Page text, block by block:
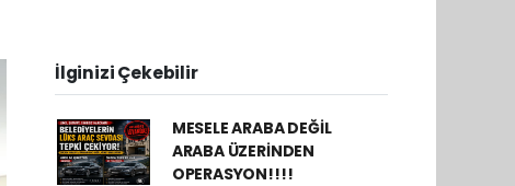
İlginizi Çekebilir
MESELE ARABA DEĞİL
ARABA ÜZERİNDEN
OPERASYON!!!!